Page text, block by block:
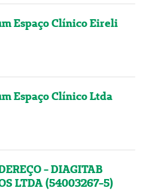
Espaço Clínico Eireli
Espaço Clínico Ltda
- DIAGITAB
LTDA (54003267-5)